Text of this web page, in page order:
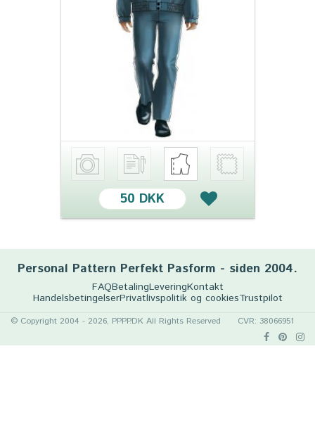
50 DKK
Personal Pattern Perfekt Pasform - siden 2004.
FAQBetalingLeveringKontakt
HandelsbetingelserPrivatlivspolitik og cookiesTrustpilot
© Copyright 2004 - 2026, PPPP.DK All Rights Reserved CVR: 38066951